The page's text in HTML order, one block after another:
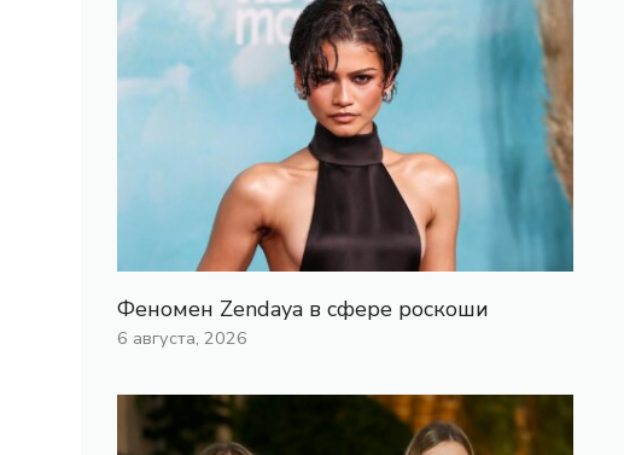
Феномен Zendaya в сфере роскоши
6 августа, 2026